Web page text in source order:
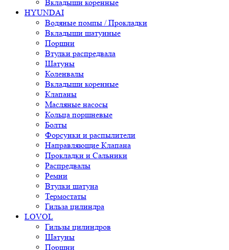
Вкладыши коренные
HYUNDAI
Водяные помпы / Прокладки
Вкладыши шатунные
Поршни
Втулки распредвала
Шатуны
Коленвалы
Вкладыши коренные
Клапаны
Масляные насосы
Кольца поршневые
Болты
Форсунки и распылители
Направляющие Клапана
Прокладки и Сальники
Распредвалы
Ремни
Втулки шатуна
Термостаты
Гильза цилиндра
LOVOL
Гильзы цилиндров
Шатуны
Поршни